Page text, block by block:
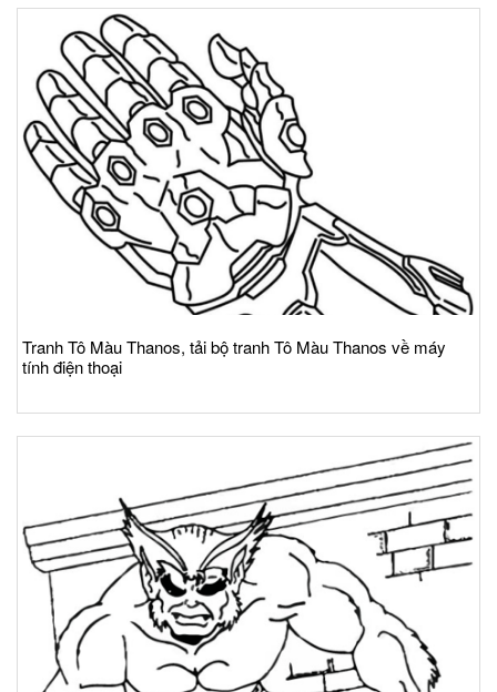
Tranh Tô Màu Thanos, tải bộ tranh Tô Màu Thanos về máy
tính điện thoại